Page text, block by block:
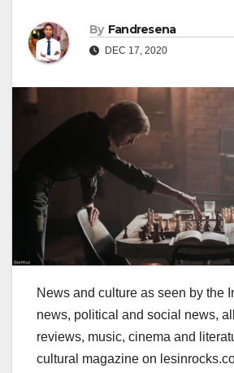
By Fandresena
DEC 17, 2020
News and culture as seen by the
news, political and social news,
reviews, music, cinema and
cultural magazine on